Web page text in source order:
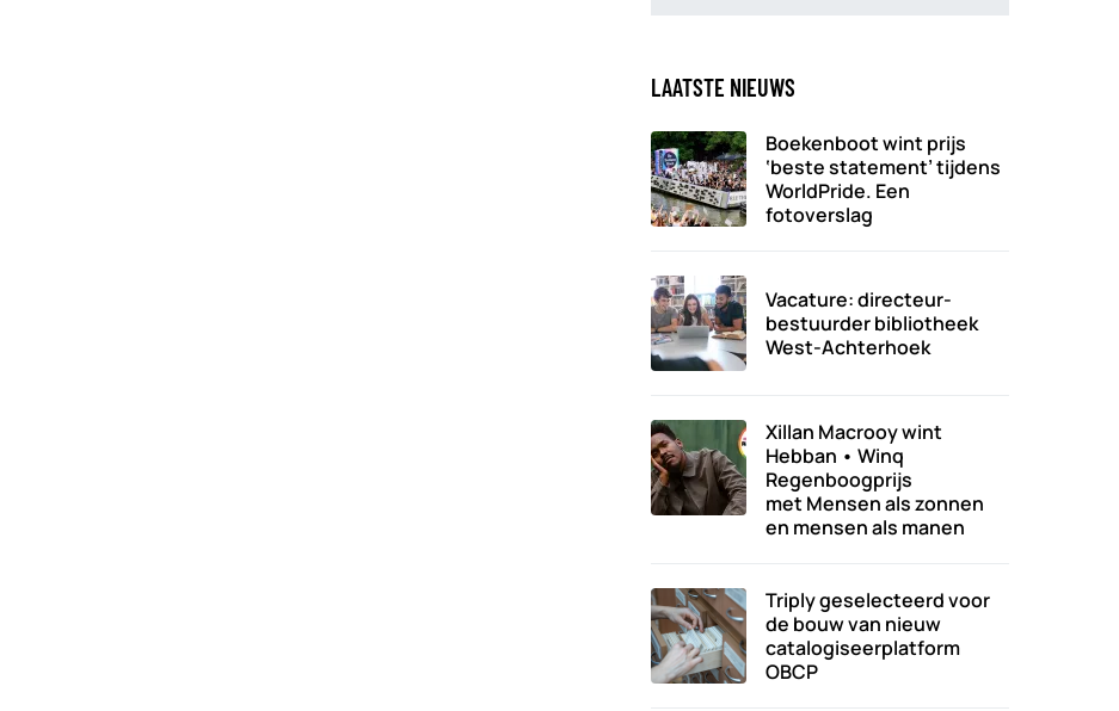
LAATSTE NIEUWS
Boekenboot wint prijs
‘beste statement’ tijdens
WorldPride. Een
fotoverslag
Vacature: directeur-
bestuurder bibliotheek
West-Achterhoek
Xillan Macrooy wint
Hebban • Winq
Regenboogprijs
met Mensen als zonnen
en mensen als manen
Triply geselecteerd voor
de bouw van nieuw
catalogiseerplatform
OBCP